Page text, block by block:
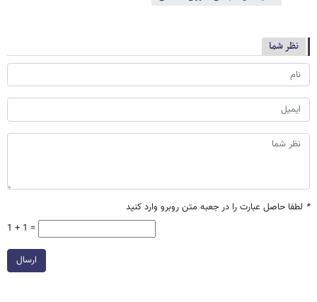
نظر شما
* لطفا حاصل عبارت را در جعبه متن روبرو وارد کنید
1 + 1 =
ارسال